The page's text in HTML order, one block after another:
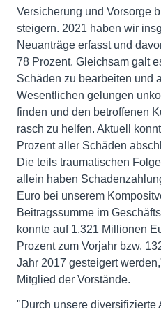
Versicherung und Vorsorge
steigern. 2021 haben wir
Neuanträge erfasst und
78 Prozent. Gleichsam galt
Schäden zu bearbeiten und
Wesentlichen gelungen
finden und den betroffenen
rasch zu helfen. Aktuell
Prozent aller Schäden
Die teils traumatischen
allein haben
Euro bei unserem
Beitragssumme im
konnte auf 1.321 Millionen
Prozent zum Vorjahr bzw.
Jahr 2017 gesteigert
Mitglied der Vorstände.
"Durch unsere diversifizierte